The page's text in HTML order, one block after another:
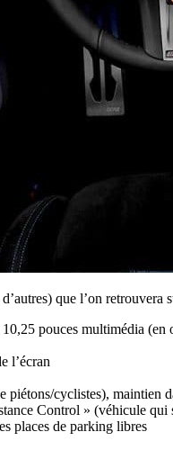
que l’on retrouvera
pouces multimédia (en
l’écran
piétons/cyclistes), maintien
Control » (véhicule qui
places de parking libres